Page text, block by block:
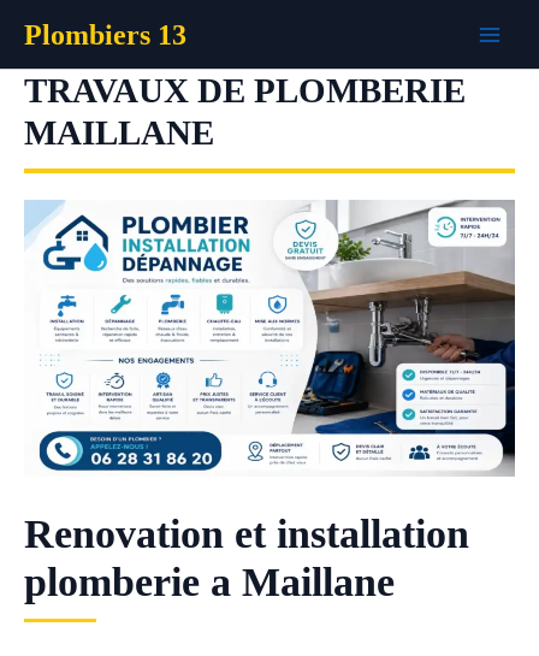
contenu
Plombiers 13
TRAVAUX DE PLOMBERIE
MAILLANE
Renovation et installation
plomberie a Maillane